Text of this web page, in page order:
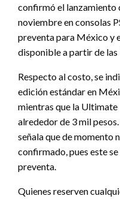
confirmó el lanzamiento
noviembre en consolas
preventa para México y
disponible a partir de las
Respecto al costo, se
edición estándar en
mientras que la
alrededor de 3 mil
señala que de momento
confirmado, pues este
preventa.
Quienes reserven